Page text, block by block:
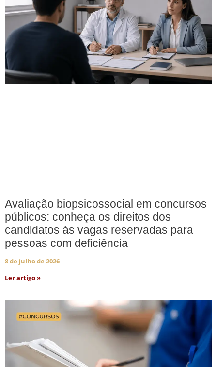
Avaliação biopsicossocial em concursos
públicos: conheça os direitos dos
candidatos às vagas reservadas para
pessoas com deficiência
8 de julho de 2026
Ler artigo »